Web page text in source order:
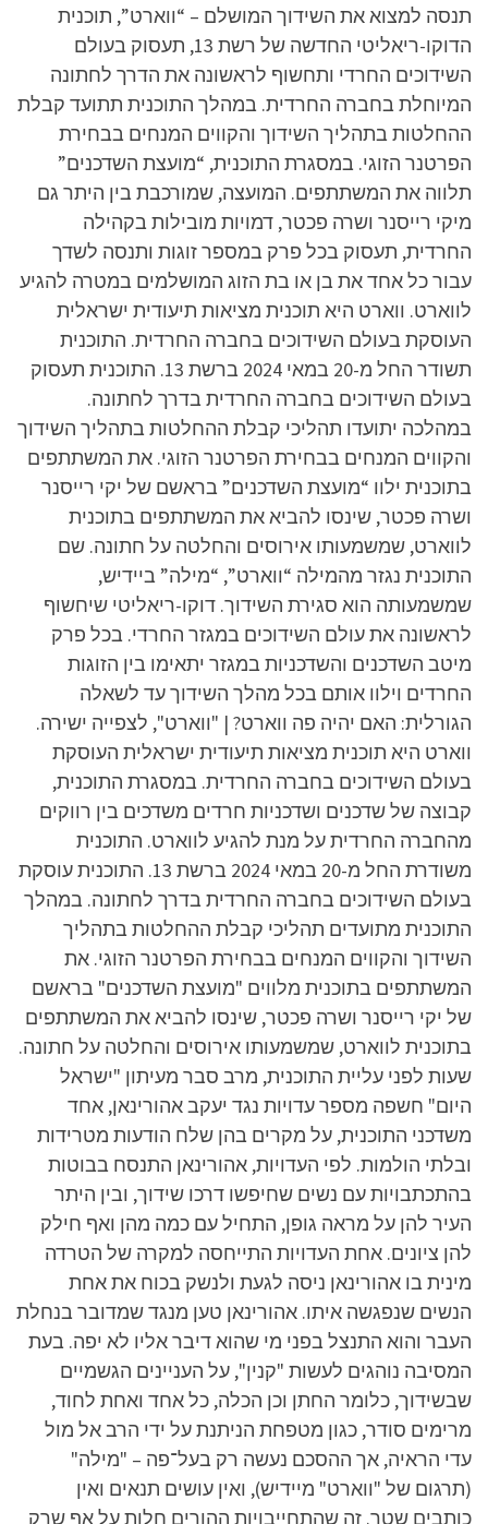
תנסה למצוא את השידוך המושלם – “ווארט”, תוכנית
הדוקו-ריאליטי החדשה של רשת 13, תעסוק בעולם
השידוכים החרדי ותחשוף לראשונה את הדרך לחתונה
המיוחלת בחברה החרדית. במהלך התוכנית תתועד קבלת
ההחלטות בתהליך השידוך והקווים המנחים בבחירת
הפרטנר הזוגי. במסגרת התוכנית, “מועצת השדכנים”
תלווה את המשתתפים. המועצה, שמורכבת בין היתר גם
מיקי רייסנר ושרה פכטר, דמויות מובילות בקהילה
החרדית, תעסוק בכל פרק במספר זוגות ותנסה לשדך
עבור כל אחד את בן או בת הזוג המושלמים במטרה להגיע
לווארט. ווארט היא תוכנית מציאות תיעודית ישראלית
העוסקת בעולם השידוכים בחברה החרדית. התוכנית
תשודר החל מ-20 במאי 2024 ברשת 13. התוכנית תעסוק
בעולם השידוכים בחברה החרדית בדרך לחתונה.
במהלכה יתועדו תהליכי קבלת ההחלטות בתהליך השידוך
והקווים המנחים בבחירת הפרטנר הזוגי. את המשתתפים
בתוכנית ילוו “מועצת השדכנים” בראשם של יקי רייסנר
ושרה פכטר, שינסו להביא את המשתתפים בתוכנית
לווארט, שמשמעותו אירוסים והחלטה על חתונה. שם
התוכנית נגזר מהמילה “ווארט”, “מילה” ביידיש,
שמשמעותה הוא סגירת השידוך. דוקו-ריאליטי שיחשוף
לראשונה את עולם השידוכים במגזר החרדי. בכל פרק
מיטב השדכנים והשדכניות במגזר יתאימו בין הזוגות
החרדים וילוו אותם בכל מהלך השידוך עד לשאלה
הגורלית: האם יהיה פה ווארט? | "ווארט", לצפייה ישירה.
ווארט היא תוכנית מציאות תיעודית ישראלית העוסקת
בעולם השידוכים בחברה החרדית. במסגרת התוכנית,
קבוצה של שדכנים ושדכניות חרדים משדכים בין רווקים
מהחברה החרדית על מנת להגיע לווארט. התוכנית
משודרת החל מ-20 במאי 2024 ברשת 13. התוכנית עוסקת
בעולם השידוכים בחברה החרדית בדרך לחתונה. במהלך
התוכנית מתועדים תהליכי קבלת ההחלטות בתהליך
השידוך והקווים המנחים בבחירת הפרטנר הזוגי. את
המשתתפים בתוכנית מלווים "מועצת השדכנים" בראשם
של יקי רייסנר ושרה פכטר, שינסו להביא את המשתתפים
בתוכנית לווארט, שמשמעותו אירוסים והחלטה על חתונה.
שעות לפני עליית התוכנית, מרב סבר מעיתון "ישראל
היום" חשפה מספר עדויות נגד יעקב אהורינאן, אחד
משדכני התוכנית, על מקרים בהן שלח הודעות מטרידות
ובלתי הולמות. לפי העדויות, אהורינאן התנסח בבוטות
בהתכתבויות עם נשים שחיפשו דרכו שידוך, ובין היתר
העיר להן על מראה גופן, התחיל עם כמה מהן ואף חילק
להן ציונים. אחת העדויות התייחסה למקרה של הטרדה
מינית בו אהורינאן ניסה לגעת ולנשק בכוח את אחת
הנשים שנפגשה איתו. אהורינאן טען מנגד שמדובר בנחלת
העבר והוא התנצל בפני מי שהוא דיבר אליו לא יפה. בעת
המסיבה נוהגים לעשות "קנין", על העניינים הגשמיים
שבשידוך, כלומר החתן וכן הכלה, כל אחד ואחת לחוד,
מרימים סודר, כגון מטפחת הניתנת על ידי הרב אל מול
עדי הראיה, אך ההסכם נעשה רק בעל־פה – "מילה"
(תרגום של "ווארט" מיידיש), ואין עושים תנאים ואין
כותבים שטר. זה שהתחייבויות ההורים חלות על אף שרק